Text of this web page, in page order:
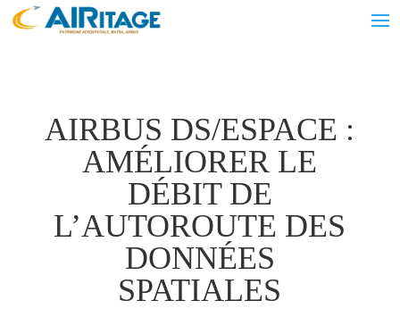
AIRBUS DS/ESPACE :
AMÉLIORER LE
DÉBIT DE
L’AUTOROUTE DES
DONNÉES
SPATIALES